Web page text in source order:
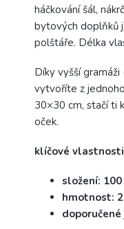
háčkování šál,
bytových doplňků
polštáře. Délka
Díky vyšší
vytvoříte z
30×30 cm, stačí ti
oček.
klíčové
složení:
hmotnost: